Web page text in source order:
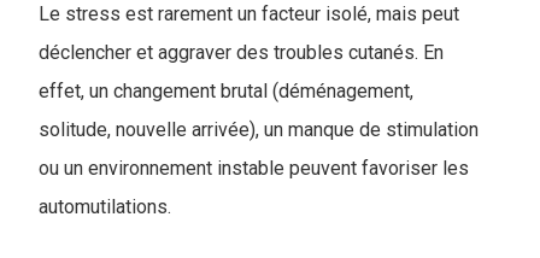
Le stress est rarement un facteur isolé, mais peut
déclencher et aggraver des troubles cutanés. En
effet, un changement brutal (déménagement,
solitude, nouvelle arrivée), un manque de stimulation
ou un environnement instable peuvent favoriser les
automutilations.